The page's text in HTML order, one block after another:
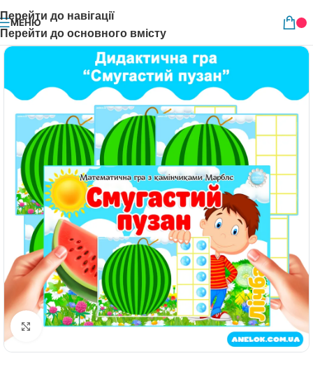
Перейти до навігації
Перейти до основного вмісту
МЕНЮ
Натисніть, щоб збільшити